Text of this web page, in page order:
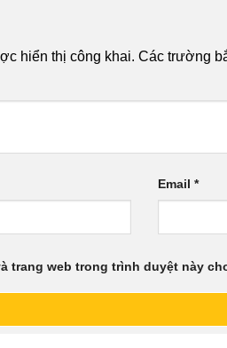
hiển thị công khai. Các trường
Email*
trang web trong trình duyệt này